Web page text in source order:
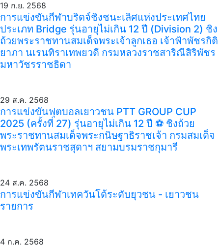
19 ก.ย. 2568
การแข่งขันกีฬาบริดจ์ชิงชนะเลิศแห่งประเทศไทย
ประเภท Bridge รุ่นอายุไม่เกิน 12 ปี (Division 2) ชิง
ถ้วยพระราชทานสมเด็จพระเจ้าลูกเธอ เจ้าฟ้าพัชรกิติ
ยาภา นเรนทิราเทพยวดี กรมหลวงราชสาริณีสิริพัชร
มหาวัชรราชธิดา
29 ส.ค. 2568
การแข่งขันฟุตบอลเยาวชน PTT GROUP CUP
2025 (ครั้งที่ 27) รุ่นอายุไม่เกิน 12 ปี ⚽️ ชิงถ้วย
พระราชทานสมเด็จพระกนิษฐาธิราชเจ้า กรมสมเด็จ
พระเทพรัตนราชสุดาฯ สยามบรมราชกุมารี
24 ส.ค. 2568
การแข่งขันกีฬาเทควันโด้ระดับยุวชน - เยาวชน
รายการ
4 ก.ค. 2568